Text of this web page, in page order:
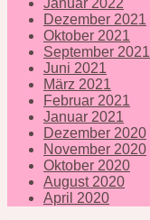
Januar 2022
Dezember 2021
Oktober 2021
September 2021
Juni 2021
März 2021
Februar 2021
Januar 2021
Dezember 2020
November 2020
Oktober 2020
August 2020
April 2020